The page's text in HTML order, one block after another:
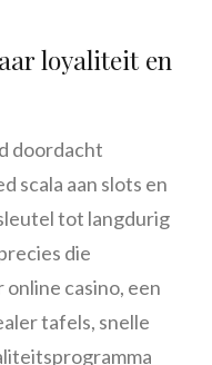
loyaliteit en
doordacht
scala aan slots en
tot langdurig
die
casino, een
tafels, snelle